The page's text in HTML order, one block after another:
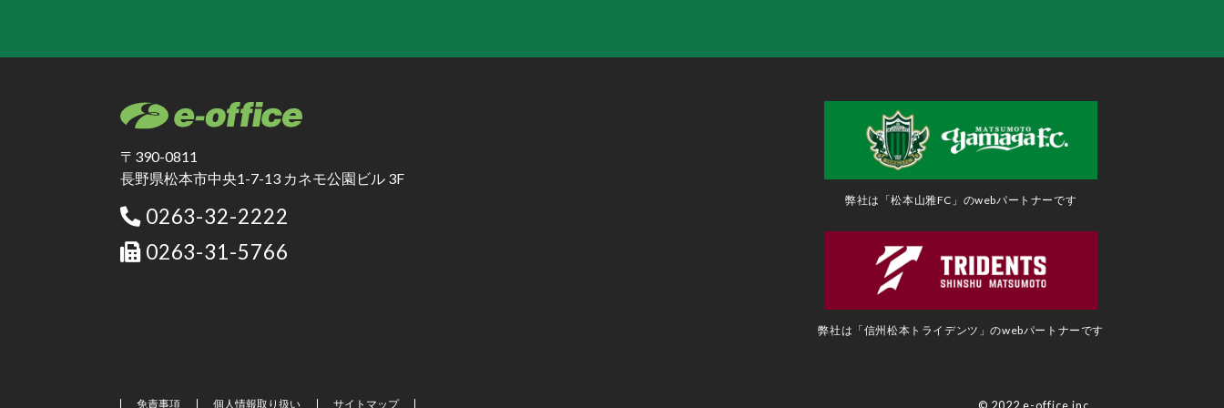
〒390-0811
長野県松本市中央1-7-13 カネモ公園ビル 3F
0263-32-2222
0263-31-5766
弊社は「松本山雅FC」のwebパートナーです
弊社は「信州松本トライデンツ」のwebパートナーです
免責事項 個人情報取り扱い サイトマップ © 2022 e-office inc.